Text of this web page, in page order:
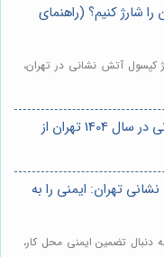
شارژ کنیم؟ (راهنمای
کپسول آتش نشانی در تهران،
⭐️ چگونه با شارژ کپسول آتش نشانی در سال 1404 تهران از
تهران: ایمنی را به
دنبال تضمین ایمنی محل کار،